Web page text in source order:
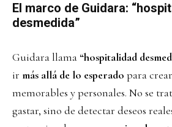
El marco de Guidara:
desmedida”
Guidara llama “hospitalidad
ir más allá de lo esperado para
memorables y personales. No se
gastar, sino de detectar deseos